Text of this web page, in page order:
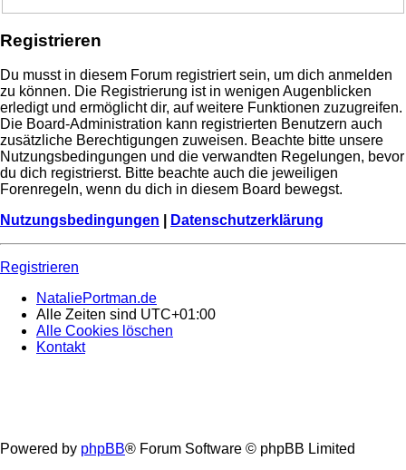
Registrieren
Du musst in diesem Forum registriert sein, um dich anmelden
zu können. Die Registrierung ist in wenigen Augenblicken
erledigt und ermöglicht dir, auf weitere Funktionen zuzugreifen.
Die Board-Administration kann registrierten Benutzern auch
zusätzliche Berechtigungen zuweisen. Beachte bitte unsere
Nutzungsbedingungen und die verwandten Regelungen, bevor
du dich registrierst. Bitte beachte auch die jeweiligen
Forenregeln, wenn du dich in diesem Board bewegst.
Nutzungsbedingungen
Datenschutzerklärung
Registrieren
NataliePortman.de
Alle Zeiten sind UTC+01:00
Alle Cookies löschen
Kontakt
Powered by phpBB® Forum Software © phpBB Limited